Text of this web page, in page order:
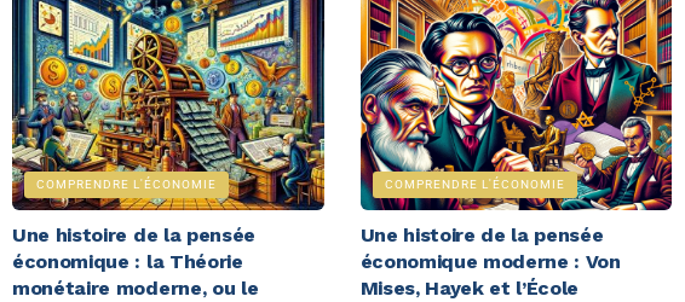
COMPRENDRE L'ÉCONOMIE
Une histoire de la pensée
économique : la Théorie
monétaire moderne, ou le
COMPRENDRE L'ÉCONOMIE
Une histoire de la pensée
économique moderne : Von
Mises, Hayek et l’École